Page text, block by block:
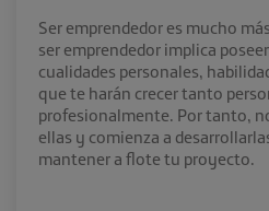
Ser emprendedor es mucho
ser emprendedor implica
cualidades personales,
que te harán crecer tanto
profesionalmente. Por tanto,
ellas y comienza a
mantener a flote tu proyecto.